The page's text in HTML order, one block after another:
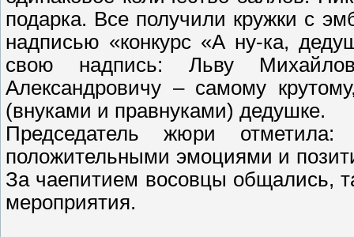
подарка. Все получили кружки с
надписью «конкурс «А ну-ка,
свою надпись: Льву
Александровичу – самому
(внуками и правнуками) дедушке.
Председатель жюри
положительными эмоциями и
За чаепитием восовцы общались,
мероприятия.